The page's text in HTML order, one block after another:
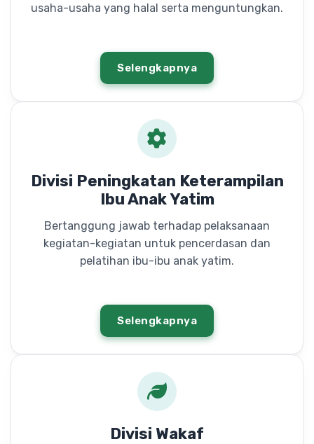
usaha-usaha yang halal serta menguntungkan.
Selengkapnya
Divisi Peningkatan Keterampilan
Ibu Anak Yatim
Bertanggung jawab terhadap pelaksanaan
kegiatan-kegiatan untuk pencerdasan dan
pelatihan ibu-ibu anak yatim.
Selengkapnya
Divisi Wakaf